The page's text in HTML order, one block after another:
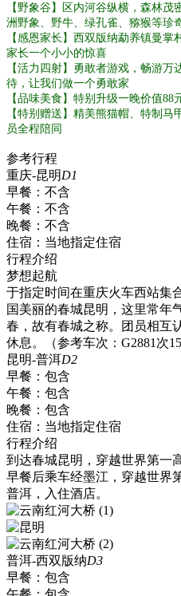
【野象谷】区内河谷纵横，森林
洲野象、野牛、绿孔雀、猕猴等珍
【感恩家长】西双版纳勐养镇曼
家长一个小小的惊喜
【活力四射】勇敢者游戏，畅游
待，让我们做一个勇敢家
【品味美食】特别升级一晚价值88
【特别赠送】精美熊猫帽、特制
员全程陪同
参考行程
重庆-昆明D1
早餐： 不含
午餐： 不含
晚餐： 不含
住宿： 当地指定住宿
行程介绍
梦想起航
于指定时间在重庆火车西站集
国美丽的春城昆明，这里常年
春，故有春城之称。团员相互
休息。（参考车次：G2881次
昆明-普洱D2
早餐： 包含
午餐： 包含
晚餐： 包含
住宿： 当地指定住宿
行程介绍
到达春城昆明，穿越世界第一
早餐后乘车经墨江，穿越世界
普洱，入住酒店。
普洱-西双版纳D3
早餐： 包含